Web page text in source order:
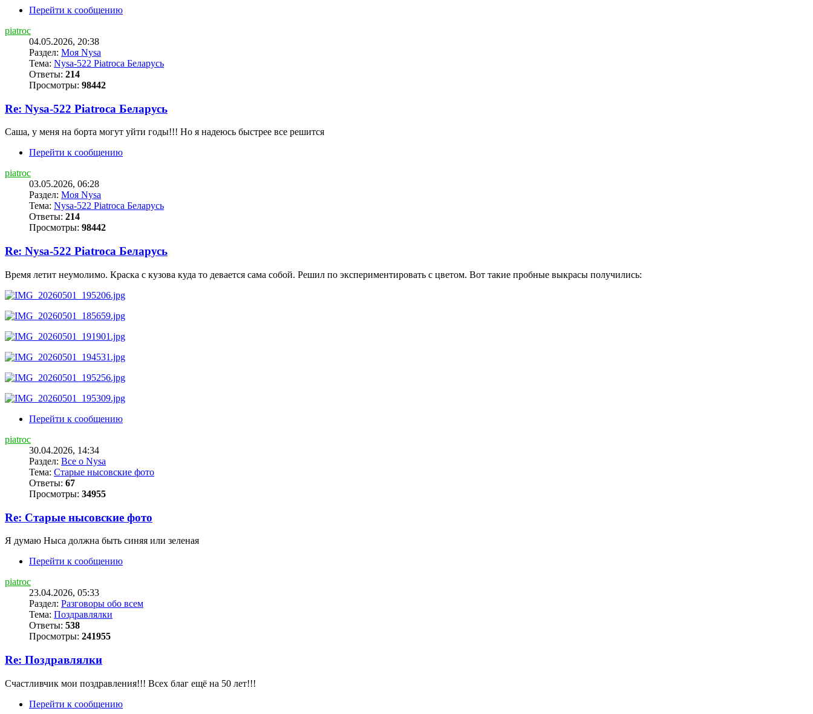
Перейти к сообщению
piatroc
04.05.2026, 20:38
Раздел: Моя Nysa
Тема: Nysa-522 Piatroca Беларусь
Ответы: 214
Просмотры: 98442
Re: Nysa-522 Piatroca Беларусь
Саша, у меня на борта могут уйти годы!!! Но я надеюсь быстрее все решится
Перейти к сообщению
piatroc
03.05.2026, 06:28
Раздел: Моя Nysa
Тема: Nysa-522 Piatroca Беларусь
Ответы: 214
Просмотры: 98442
Re: Nysa-522 Piatroca Беларусь
Время летит неумолимо. Краска с кузова куда то девается сама собой. Решил по экспериментировать с цветом. Вот такие пробные выкрасы получились:
Перейти к сообщению
piatroc
30.04.2026, 14:34
Раздел: Все о Nysa
Тема: Старые нысовские фото
Ответы: 67
Просмотры: 34955
Re: Старые нысовские фото
Я думаю Ныса должна быть синяя или зеленая
Перейти к сообщению
piatroc
23.04.2026, 05:33
Раздел: Разговоры обо всем
Тема: Поздравлялки
Ответы: 538
Просмотры: 241955
Re: Поздравлялки
Счастливчик мои поздравления!!! Всех благ ещё на 50 лет!!!
Перейти к сообщению